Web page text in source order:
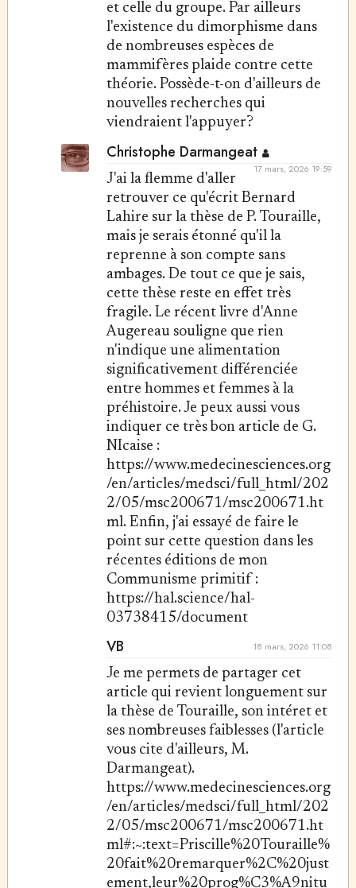
et celle du groupe. Par ailleurs
l'existence du dimorphisme dans
de nombreuses espèces de
mammifères plaide contre cette
théorie. Possède-t-on d'ailleurs de
nouvelles recherches qui
viendraient l'appuyer?
Christophe Darmangeat
17 mars, 2026 19:59
J'ai la flemme d'aller
retrouver ce qu'écrit Bernard
Lahire sur la thèse de P. Touraille,
mais je serais étonné qu'il la
reprenne à son compte sans
ambages. De tout ce que je sais,
cette thèse reste en effet très
fragile. Le récent livre d'Anne
Augereau souligne que rien
n'indique une alimentation
significativement différenciée
entre hommes et femmes à la
préhistoire. Je peux aussi vous
indiquer ce très bon article de G.
NIcaise :
https://www.medecinesciences.org
/en/articles/medsci/full_html/202
2/05/msc200671/msc200671.ht
ml. Enfin, j'ai essayé de faire le
point sur cette question dans les
récentes éditions de mon
Communisme primitif :
https://hal.science/hal-
03738415/document
VB 18 mars, 2026 11:08
Je me permets de partager cet
article qui revient longuement sur
la thèse de Touraille, son intéret et
ses nombreuses faiblesses (l'article
vous cite d'ailleurs, M.
Darmangeat).
https://www.medecinesciences.org
/en/articles/medsci/full_html/202
2/05/msc200671/msc200671.ht
ml#:~:text=Priscille%20Touraille%
20fait%20remarquer%2C%20just
ement,leur%20prog%C3%A9nitu